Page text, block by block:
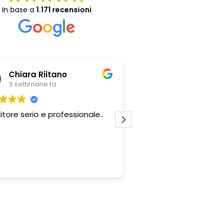
In base a 1.171 recensioni
Chiara Riitano
3 settimane fa
serio e professionale..